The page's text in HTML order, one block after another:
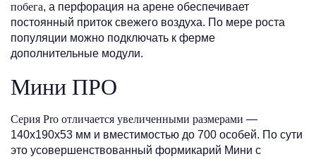
побега, а перфорация на арене обеспечивает
постоянный приток свежего воздуха. По мере роста
популяции можно подключать к ферме
дополнительные модули.
Мини ПРО
Серия Pro отличается увеличенными размерами —
140х190х53 мм и вместимостью до 700 особей. По сути
это усовершенствованный формикарий Мини с